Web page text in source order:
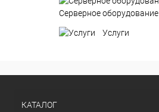
Серверное оборудование
Услуги
КАТАЛОГ